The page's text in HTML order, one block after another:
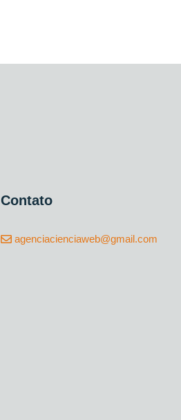
Contato
agenciacienciaweb@gmail.com